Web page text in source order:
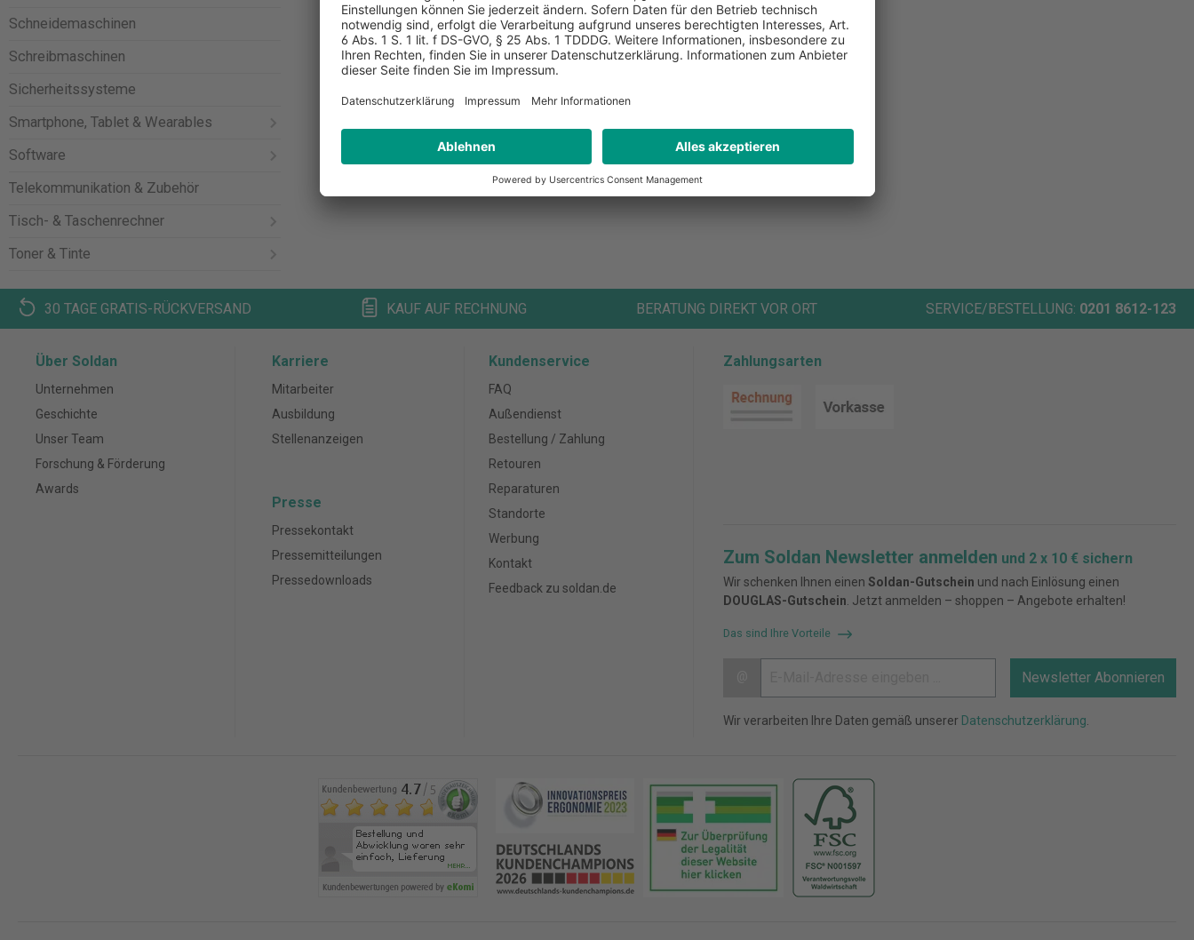
Schneidemaschinen
Schreibmaschinen
Sicherheitssysteme
Smartphone, Tablet & Wearables
Software
Telekommunikation & Zubehör
Tisch- & Taschenrechner
Toner & Tinte
30 TAGE GRATIS-RÜCKVERSAND KAUF AUF RECHNUNG BERATUNG DIREKT VOR ORT SERVICE/BESTELLUNG: 0201 8612-123
Über Soldan
Unternehmen
Geschichte
Unser Team
Forschung & Förderung
Awards
Karriere
Mitarbeiter
Ausbildung
Stellenanzeigen
Presse
Pressekontakt
Pressemitteilungen
Pressedownloads
Kundenservice
FAQ
Außendienst
Bestellung / Zahlung
Retouren
Reparaturen
Standorte
Werbung
Kontakt
Feedback zu soldan.de
Zahlungsarten
Zum Soldan Newsletter anmelden und 2 x 10 € sichern
Wir schenken Ihnen einen Soldan-Gutschein und nach Einlösung einen
DOUGLAS-Gutschein . Jetzt anmelden – shoppen – Angebote erhalten!
Das sind Ihre Vorteile
Newsletter Abonnieren
Wir verarbeiten Ihre Daten gemäß unserer Datenschutzerklärung